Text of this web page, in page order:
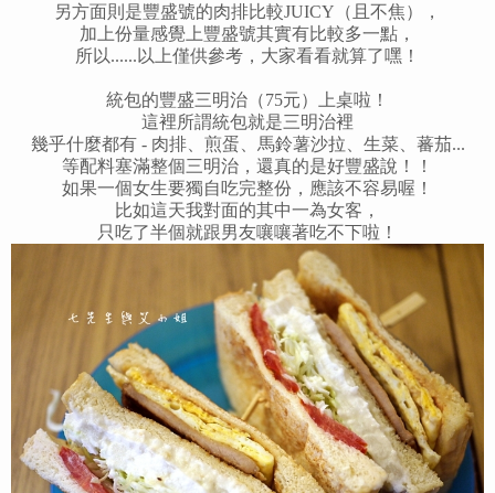
另方面則是豐盛號的肉排比較JUICY（且不焦），
加上份量感覺上豐盛號其實有比較多一點，
所以......以上僅供參考，大家看看就算了嘿！
統包的豐盛三明治（75元）上桌啦！
這裡所謂統包就是三明治裡
幾乎什麼都有 - 肉排、煎蛋、馬鈴薯沙拉、生菜、蕃茄...
等配料塞滿整個三明治，還真的是好豐盛說！！
如果一個女生要獨自吃完整份，應該不容易喔！
比如這天我對面的其中一為女客，
只吃了半個就跟男友嚷嚷著吃不下啦！